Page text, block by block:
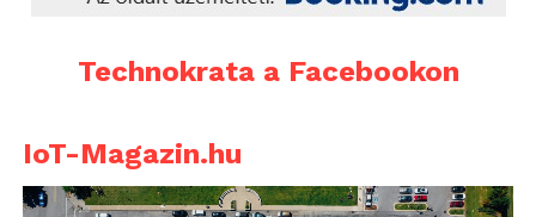
Technokrata a Facebookon
IoT-Magazin.hu